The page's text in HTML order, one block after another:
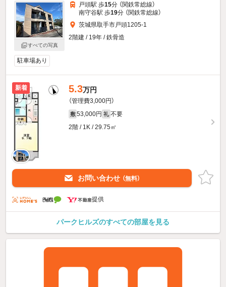
すべての写真
戸頭駅 歩15分 （関鉄常総線）
南守谷駅 歩19分 （関鉄常総線）
茨城県取手市戸頭1205-1
2階建 / 19年 / 鉄骨造
駐車場あり
新着 5.3万円
（管理費3,000円）
敷 53,000円 礼 不要
2階 / 1K / 29.75㎡
お問い合わせ （無料）
提供
パークヒルズのすべての部屋を見る